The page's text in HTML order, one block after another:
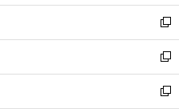
開
く
ウ
で
開
く
ン
ド
ウ
で
開
く
ウ
ィ
ン
ド
ウ
で
し
い
ウ
ィ
ン
ド
新
し
い
ウ
ィ
新
し
い
新